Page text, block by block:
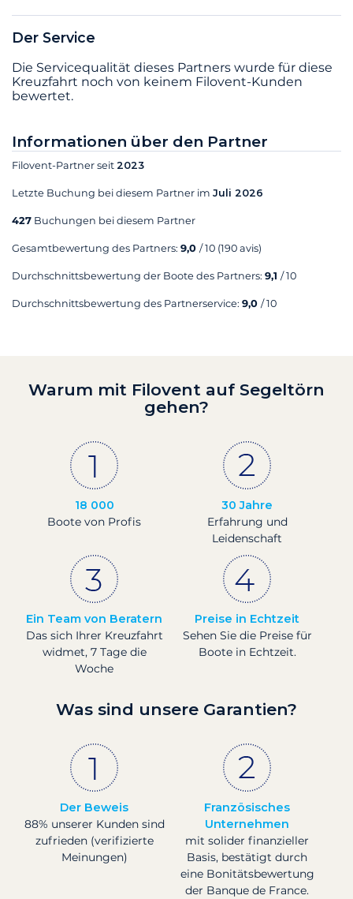
Der Service
Die Servicequalität dieses Partners wurde für diese
Kreuzfahrt noch von keinem Filovent-Kunden
bewertet.
Informationen über den Partner
Filovent-Partner seit 2023
Letzte Buchung bei diesem Partner im Juli 2026
427 Buchungen bei diesem Partner
Gesamtbewertung des Partners: 9,0 / 10 (190 avis)
Durchschnittsbewertung der Boote des Partners: 9,1 / 10
Durchschnittsbewertung des Partnerservice: 9,0 / 10
Warum mit Filovent auf Segeltörn
gehen?
18 000
Boote von Profis
30 Jahre
Erfahrung und
Leidenschaft
Ein Team von Beratern
Das sich Ihrer Kreuzfahrt
widmet, 7 Tage die
Woche
Preise in Echtzeit
Sehen Sie die Preise für
Boote in Echtzeit.
Was sind unsere Garantien?
Der Beweis
88% unserer Kunden sind
zufrieden (verifizierte
Meinungen)
Französisches
Unternehmen
mit solider finanzieller
Basis, bestätigt durch
eine Bonitätsbewertung
der Banque de France.